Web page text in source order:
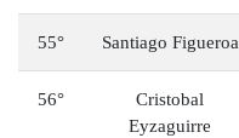
55° Santiago Figueroa
56°
Cristobal
Eyzaguirre